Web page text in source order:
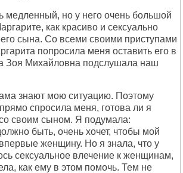
медленный, но у него очень большой
как красиво и сексуально
сына. Со всеми своими приступами
попросила меня оставить его в
Зоя Михайловна подслушала наш
знают мою ситуацию. Поэтому
спросила меня, готова ли я
своим сыном. Я подумала:
быть, очень хочет, чтобы мой
женщину. Но я знала, что у
сексуальное влечение к женщинам,
как ему в этом помочь. Тем не